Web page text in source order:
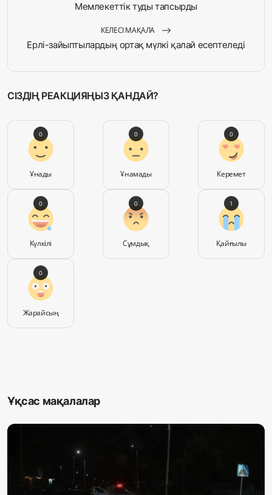
Мемлекеттік туды тапсырды
КЕЛЕСІ МАҚАЛА
Ерлі-зайыптылардың ортақ мүлкі қалай есептеледі
СІЗДІҢ РЕАКЦИЯҢЫЗ ҚАНДАЙ?
Ұнады
0
Ұнамады
0
Керемет
0
Күлкілі
0
Сұмдық
0
Қайғылы
1
Жарайсың
0
Ұқсас мақалалар